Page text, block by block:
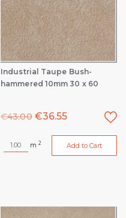
Industrial Taupe Bush-
hammered 10mm 30 x 60
€43.00 €36.55
m 2 Add to Cart